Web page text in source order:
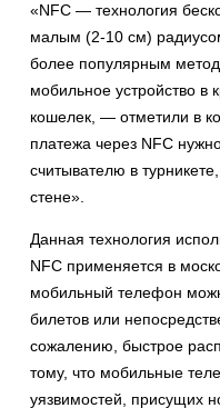
«NFC — технология
малым (2-10 см)
более популярным
мобильное устройство в
кошелек, — отметили в
платежа через NFC
считывателю в
стене».
Данная технология
NFC применяется в
мобильный телефон
билетов или
сожалению, быстрое
тому, что мобильные
уязвимостей, присущих